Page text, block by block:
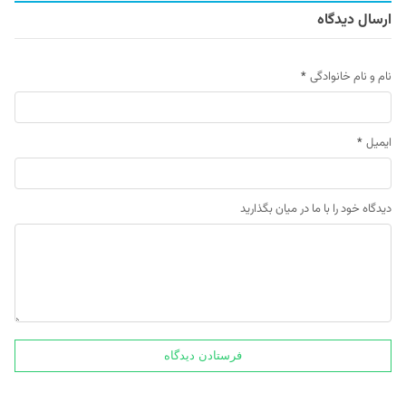
ارسال دیدگاه
نام و نام خانوادگی *
ایمیل *
دیدگاه خود را با ما در میان بگذارید